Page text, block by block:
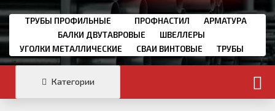
ТРУБЫ ПРОФИЛЬНЫЕ ПРОФНАСТИЛ
АРМАТУРА
БАЛКИ ДВУТАВРОВЫЕ
ШВЕЛЛЕРЫ
УГОЛКИ МЕТАЛЛИЧЕСКИЕ
СВАИ ВИНТОВЫЕ ТРУБЫ
Категории